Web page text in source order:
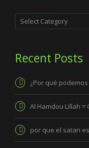
Categories
Recent Posts
¿Por qué
Al Hamdou Lillah =
por que el satan